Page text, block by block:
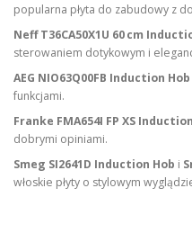
popularna płyta do zabudowy z
Neff T36CA50X1U 60 cm
sterowaniem dotykowym i
AEG NIO63Q00FB Induction Hob
funkcjami.
Franke FMA654I FP XS
dobrymi opiniami.
Smeg SI2641D Induction Hob i
włoskie płyty o stylowym